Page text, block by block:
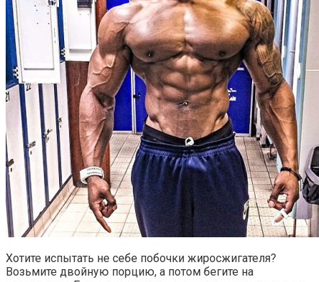
Хотите испытать не себе побочки жиросжигателя?
Возьмите двойную порцию, а потом бегите на